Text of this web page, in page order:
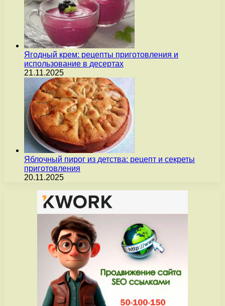
Ягодный крем: рецепты приготовления и
использование в десертах
21.11.2025
Яблочный пирог из детства: рецепт и секреты
приготовления
20.11.2025